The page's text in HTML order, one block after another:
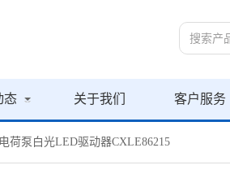
态 关于我们 客户服务
荷泵白光LED驱动器CXLE86215